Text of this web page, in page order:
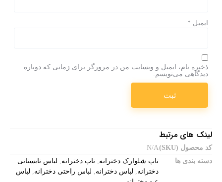
ایمیل *
ذخیره نام، ایمیل و وبسایت من در مرورگر برای زمانی که دوباره
دیدگاهی می‌نویسم.
لینک های مرتبط
کد محصول (SKU)
N/A
دسته بندی ها
تاپ شلوارک دخترانه تاپ دخترانه
لباس تابستانی
دخترانه
لباس دخترانه لباس راحتی دخترانه
لباس